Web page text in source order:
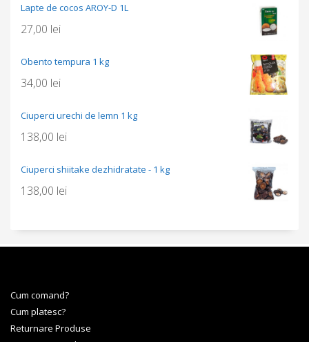
Lapte de cocos AROY-D 1L
27,00 lei
Obento tempura 1 kg
34,00 lei
Ciuperci urechi de lemn 1 kg
138,00 lei
Ciuperci shiitake dezhidratate - 1 kg
138,00 lei
Cum comand?
Cum platesc?
Returnare Produse